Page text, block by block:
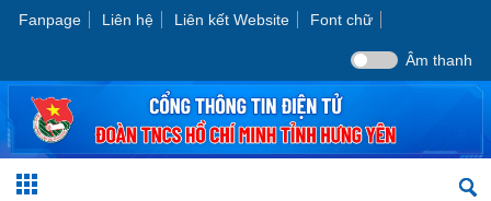
Fanpage Liên hệ Liên kết Website Font chữ
Âm thanh